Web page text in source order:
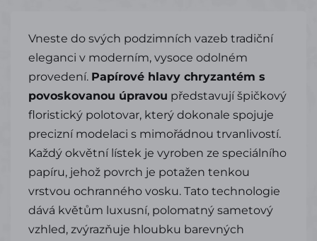
Vneste do svých podzimních vazeb tradiční
eleganci v moderním, vysoce odolném
provedení. Papírové hlavy chryzantém s
povoskovanou úpravou představují špičkový
floristický polotovar, který dokonale spojuje
precizní modelaci s mimořádnou trvanlivostí.
Každý okvětní lístek je vyroben ze speciálního
papíru, jehož povrch je potažen tenkou
vrstvou ochranného vosku. Tato technologie
dává květům luxusní, polomatný sametový
vzhled, zvýrazňuje hloubku barevných